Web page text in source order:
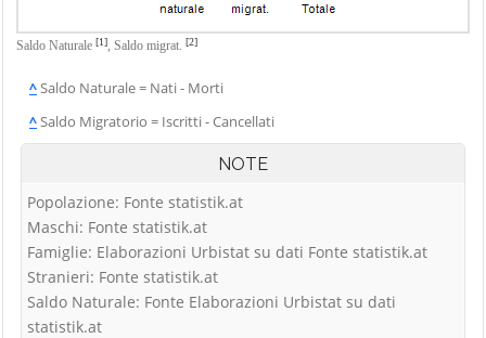
Saldo Naturale [1], Saldo migrat. [2]
^Saldo Naturale = Nati - Morti
^Saldo Migratorio = Iscritti - Cancellati
NOTE
Popolazione: Fonte statistik.at
Maschi: Fonte statistik.at
Famiglie: Elaborazioni Urbistat su dati Fonte statistik.at
Stranieri: Fonte statistik.at
Saldo Naturale: Fonte Elaborazioni Urbistat su dati
statistik.at